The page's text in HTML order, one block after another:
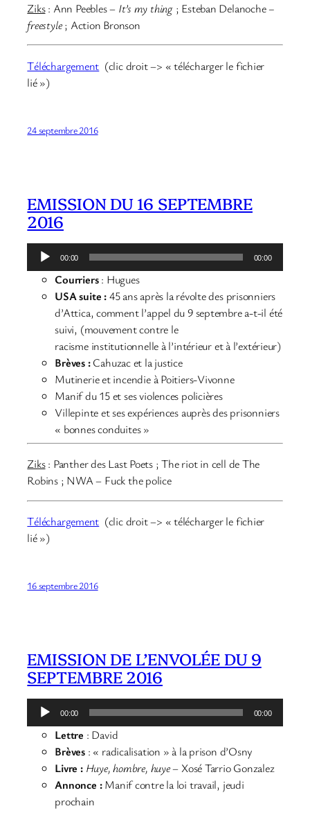
Ziks: Ann Peebles– It’s my thing; Esteban Delanoche–
freestyle; Action Bronson
Téléchargement (clic droit –> « télécharger le fichier
lié »)
24 septembre 2016
EMISSION DU 16 SEPTEMBRE
2016
Lecteur
audio
00:00 00:00
Courriers: Hugues
USA suite:45 ans après la révolte des prisonniers
d’Attica, comment l’appel du 9 septembre a-t-il été
suivi, (mouvement contre le
racisme institutionnelle à l’intérieur et à l’extérieur)
Brèves :Cahuzac et la justice
Mutinerie et incendie à Poitiers-Vivonne
Manif du 15 et ses violences policières
Villepinte et ses expériences auprès des prisonniers
« bonnes conduites »
Ziks: Panther des Last Poets ; The riot in cell de The
Robins ; NWA – Fuck the police
Téléchargement (clic droit –> « télécharger le fichier
lié »)
16 septembre 2016
EMISSION DE L’ENVOLÉE DU 9
SEPTEMBRE 2016
Lecteur
audio
00:00 00:00
Lettre : David
Brèves : « radicalisation » à la prison d’Osny
Livre : Huye, hombre, huye– Xosé Tarrio Gonzalez
Annonce :Manif contre la loi travail, jeudi
prochain